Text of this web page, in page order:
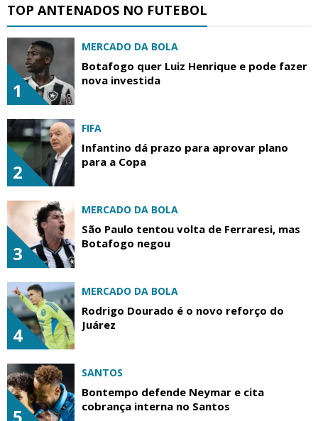
TOP ANTENADOS NO FUTEBOL
1
MERCADO DA BOLA
Botafogo quer Luiz Henrique e pode fazer
nova investida
2
FIFA
Infantino dá prazo para aprovar plano
para a Copa
3
MERCADO DA BOLA
São Paulo tentou volta de Ferraresi, mas
Botafogo negou
4
MERCADO DA BOLA
Rodrigo Dourado é o novo reforço do
Juárez
5
SANTOS
Bontempo defende Neymar e cita
cobrança interna no Santos